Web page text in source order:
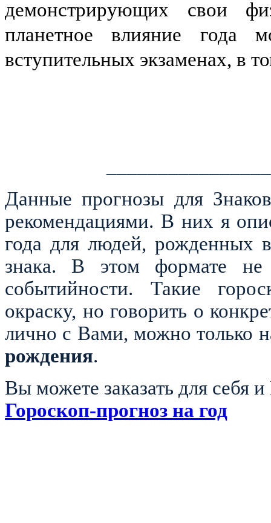
демонстрирующих свои
планетное влияние
вступительных экзаменах, в
Данные прогнозы для
рекомендациями. В них я
года для людей, рожденных
знака. В этом формате не
событийности. Такие
окраску, но говорить о
лично с Вами, можно только
рождения.
Вы можете заказать для себя
Гороскоп-прогноз на год